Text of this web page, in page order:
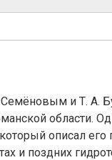
и Т. А.
области.
описал его
и поздних